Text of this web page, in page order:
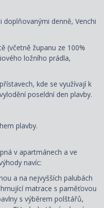
doplňovanými denně, Venchi
(včetně županu ze 100%
ložního prádla,
kde se využívají k
poseldní den plavby.
plavby.
v apartmánech a ve
navíc:
a na nejvyšších palubách
matrace s paměťovou
s výběrem polštářů,